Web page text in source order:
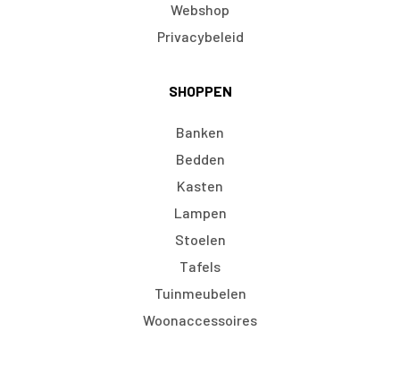
Webshop
Privacybeleid
SHOPPEN
Banken
Bedden
Kasten
Lampen
Stoelen
Tafels
Tuinmeubelen
Woonaccessoires